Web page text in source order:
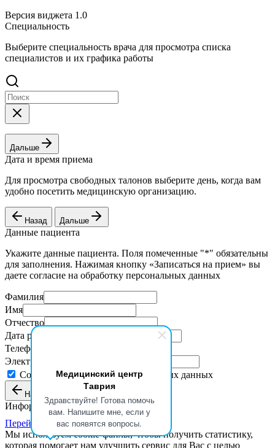
Медицинский центр
Таврия
Здравствуйте! Готова помочь
вам. Напишите мне, если у
вас появятся вопросы.
Версия виджета 1.0
Специальность
Выберите специальность врача для просмотра списка
специалистов и их графика работы
Дальше
Дата и время приема
Для просмотра свободных талонов выберите день, когда вам
удобно посетить медицинскую организацию.
Назад Дальше
Данные пациента
Укажите данные пациента. Поля помеченные "*" обязательны
для заполнения. Нажимая кнопку «Записаться на прием» вы
даете согласие на обработку персональных данных
Фамилия
Имя
Отчество
Дата рождения
Телефон
Электронная почта
Согласие на обработку персональных данных
Назад
Информация о талоне
Перейти к оплате
Мы используем cookie-файлы, чтобы получить статистику,
которая помогает нам улучшить сервис для Вас с целью